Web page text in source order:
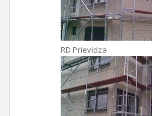
RD Prievidza